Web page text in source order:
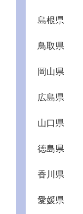
島根県
鳥取県
岡山県
広島県
山口県
徳島県
香川県
愛媛県